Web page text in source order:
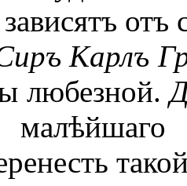
зависятъ
Карлъ
любезной.